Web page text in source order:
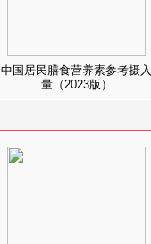
中国居民膳食营养素参考摄入
量（2023版）